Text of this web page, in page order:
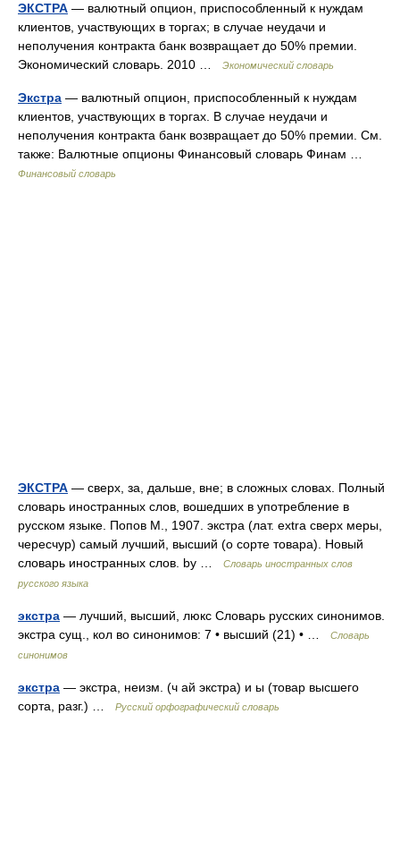
ЭКСТРА — валютный опцион, приспособленный к нуждам
клиентов, участвующих в торгах; в случае неудачи и
неполучения контракта банк возвращает до 50% премии.
Экономический словарь. 2010 …
Экономический словарь
Экстра — валютный опцион, приспособленный к нуждам
клиентов, участвующих в торгах. В случае неудачи и
неполучения контракта банк возвращает до 50% премии. См.
также: Валютные опционы Финансовый словарь Финам …
Финансовый словарь
ЭКСТРА — сверх, за, дальше, вне; в сложных словах. Полный
словарь иностранных слов, вошедших в употребление в
русском языке. Попов М., 1907. экстра (лат. extra сверх меры,
чересчур) самый лучший, высший (о сорте товара). Новый
словарь иностранных слов. by …
Словарь иностранных слов
русского языка
экстра — лучший, высший, люкс Словарь русских синонимов.
экстра сущ., кол во синонимов: 7 • высший (21) • …
Словарь
синонимов
экстра — экстра, неизм. (ч ай экстра) и ы (товар высшего
сорта, разг.) …
Русский орфографический словарь